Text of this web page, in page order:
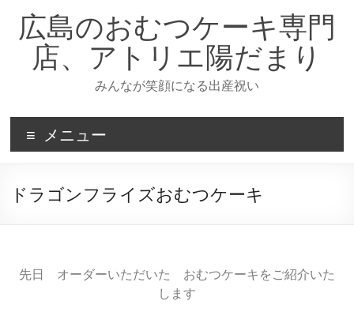
広島のおむつケーキ専門
店、アトリエ陽だまり
みんなが笑顔になる出産祝い
メニュー
ドラゴンフライズおむつケーキ
先日 オーダーいただいた おむつケーキをご紹介いた
します